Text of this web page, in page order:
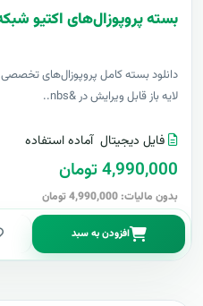
بسته پروپوزال‌های اکتیو
دانلود بسته کامل پروپوزال‌های
لایه باز قابل ویرایش در &nbs..
فایل دیجیتال آماده استفاده
4,990,000 تومان
بدون مالیات: 4,990,000 تومان
افزودن به سبد